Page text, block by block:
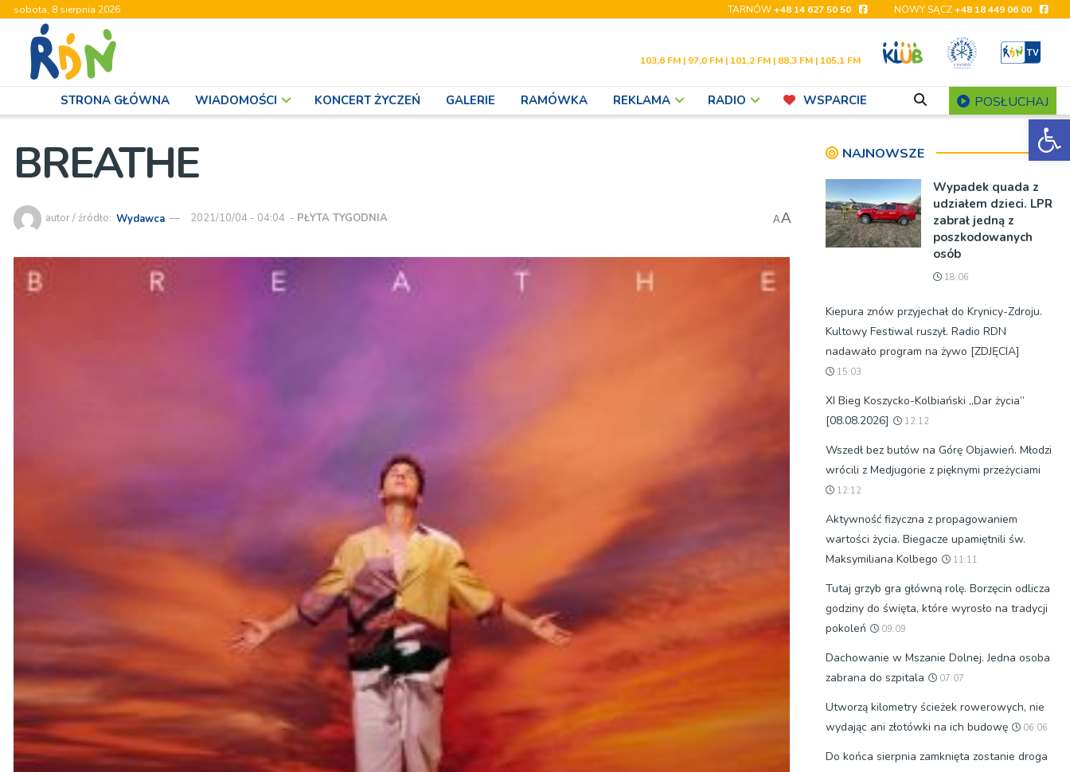
sobota, 8 sierpnia 2026 TARNÓW+48 14 627 50 50 NOWY SĄCZ+48 18 449 06 00
103,6 FM | 97,0 FM | 101,2 FM | 88,3 FM | 105,1 FM
STRONA GŁÓWNA WIADOMOŚCI KONCERT ŻYCZEŃ GALERIE RAMÓWKA REKLAMA RADIO WSPARCIE POSŁUCHAJ
BREATHE
autor / źródło: Wydawca 2021/10/04 - 04:04 - PŁYTA TYGODNIA AA
NAJNOWSZE
Wypadek quada z
udziałem dzieci. LPR
zabrał jedną z
poszkodowanych
osób
18:06
Kiepura znów przyjechał do Krynicy-Zdroju.
Kultowy Festiwal ruszył. Radio RDN
nadawało program na żywo [ZDJĘCIA]
15:03
XI Bieg Koszycko-Kolbiański „Dar życia”
[08.08.2026]
12:12
Wszedł bez butów na Górę Objawień. Młodzi
wrócili z Medjugorie z pięknymi przeżyciami
12:12
Aktywność fizyczna z propagowaniem
wartości życia. Biegacze upamiętnili św.
Maksymiliana Kolbego
11:11
Tutaj grzyb gra główną rolę. Borzęcin odlicza
godziny do święta, które wyrosło na tradycji
pokoleń
09:09
Dachowanie w Mszanie Dolnej. Jedna osoba
zabrana do szpitala
07:07
Utworzą kilometry ścieżek rowerowych, nie
wydając ani złotówki na ich budowę
06:06
Do końca sierpnia zamknięta zostanie droga